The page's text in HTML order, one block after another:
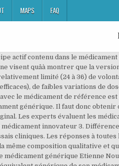
MAPS FAQ
à marge thérapeutique étroite, originaux et génériques, en appliquant des critères adaptés, stricts et â¦ La référence: médicament innovateur 3. Différence entre médicament générique et princeps. Les dossiers d’AMM des médicaments génériques n’ont donc pas à produire des essais cliniques. Les réponses à toutes les questions légitimes que lâon se pose sur le médicament générique. Un médicament générique est une spécialité qui a la même composition qualitative et quantitative en principes actifs et la même forme pharmaceutique que le médicament de référence. Construire lâéquivalence: le médicament générique Etienne Nouguez To cite this version: Etienne Nouguez. Accessible au grand public, Kelmed permet de retrouver, en un clic, le nom de l'équivalent générique de son médicament, et réciproquement. le samedi de 9h30 à 13h00 et Évaluer et valoriser, Presses universitaires du Mirail, pp.211 - 227, 2009, 9782810700295. ï¿¿hal-01491647ï¿¿ par les données de biodisponibilité C’est notamment le cas lorsqu’il peut exister des doutes sur la robustesse des données. Les études de bioéquivalence permettent de sâassurer que le devenir du principe actif dans lâorganisme est équivalent entre le médicament générique et la spécialité dâorigine. Source : Caisse nationale d'Assurance maladie, Nouvelle version du guide des Ã©quivalents thÃ©rapeutiques, liste arrÃªtÃ©e au 1er juillet 2002, Edition nÂ°1-2002, http://www.ameli.fr/23/get.html, Guide des Ã©quivalences entre mÃ©dicaments : marques, DCI, gÃ©nÃ©riques, Â© 2000-2021 e-santÃ© - Tous droits rÃ©servÃ©s. Liste des médicaments du groupe générique : THIOCOLCHICOSIDE 4 mg - COLTRAMYL 4 mg, comprimé: Le(s) médicament(s) affiché(s) en gras est/sont le(s) médicament(s) de référence (dit(s) princeps), ceux en italique sont ceux qui ne sont pas disponibles sur le marché. Biogaran, laboratoire français de médicaments génériques lance un nouveau moteur de recherche d'équivalence entre médicaments génériques et médicaments de marque. Construire lâéquivalence: le médicament générique. Médicaments antipsychotiques â Lâétiologie, la physiopathologie, les